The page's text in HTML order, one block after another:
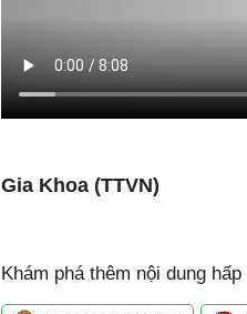
Gia Khoa (TTVN)
Khám phá thêm nội dung